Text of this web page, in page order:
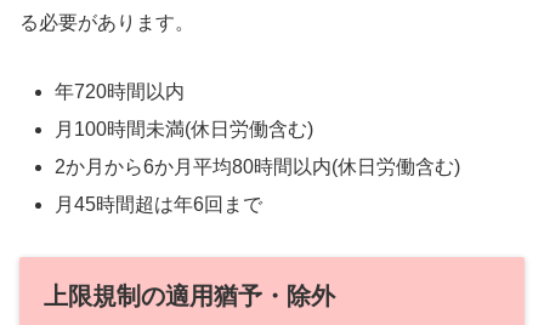
る必要があります。
年720時間以内
月100時間未満(休日労働含む)
2か月から6か月平均80時間以内(休日労働含む)
月45時間超は年6回まで
上限規制の適用猶予・除外